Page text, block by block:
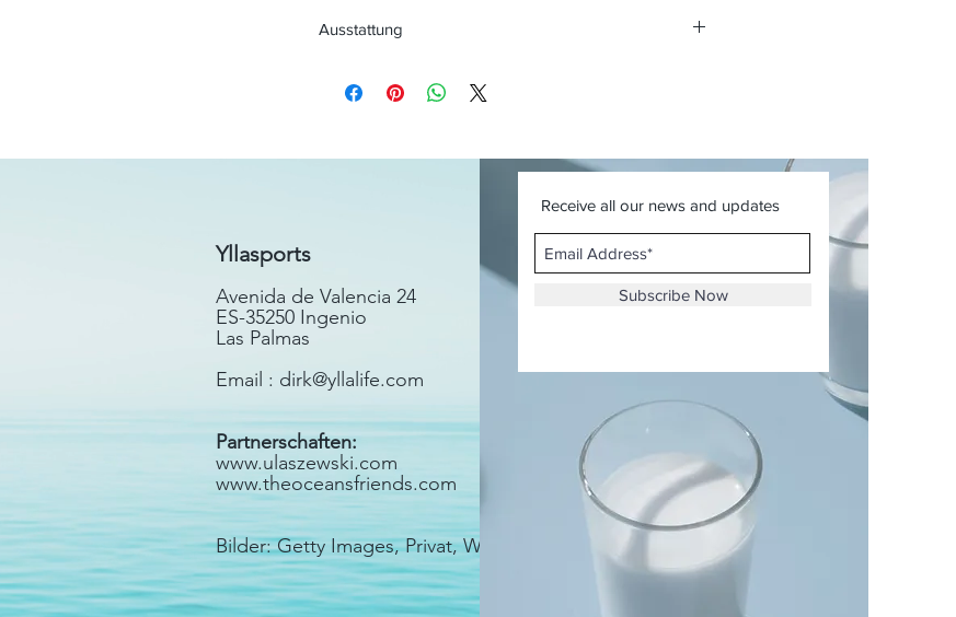
Ausstattung
1 x Paddel
Yllasports
Avenida de Valencia 24
ES-35250 Ingenio
Las Palmas
Email : dirk@yllalife.com
Partnerschaften:
www.ulaszewski.com
www.theoceansfriends.com
Bilder: Getty Images, Privat, WIX
Receive all our news and updates
Subscribe Now